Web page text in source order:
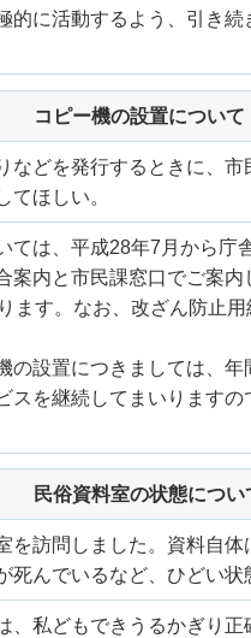
的に活動するよう、引き続
コピー機の設置について
などを発行するときに、
てほしい。
ては、平成28年7月から庁
案内と市民課窓口でご案
ます。なお、改ざん防止
の設置につきましては、
スを継続してまいります
民俗資料室の状態につい
を訪問しました。資料自
死んでいるなど、ひどい状
、私どもできうるかぎり